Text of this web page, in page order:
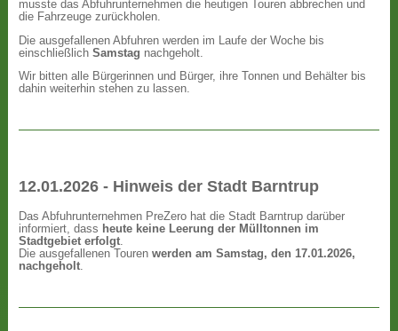
musste das Abfuhrunternehmen die heutigen Touren abbrechen und
die Fahrzeuge zurückholen.
Die ausgefallenen Abfuhren werden im Laufe der Woche bis
einschließlichSamstag nachgeholt.
Wir bitten alle Bürgerinnen und Bürger, ihre Tonnen und Behälter bis
dahin weiterhin stehen zu lassen.
12.01.2026 - Hinweis der Stadt Barntrup
Das Abfuhrunternehmen PreZero hat die Stadt Barntrup darüber
informiert, dass heute keine Leerung der Mülltonnen im
Stadtgebiet erfolgt.
Die ausgefallenen Tourenwerden am Samstag, den 17.01.2026,
nachgeholt.